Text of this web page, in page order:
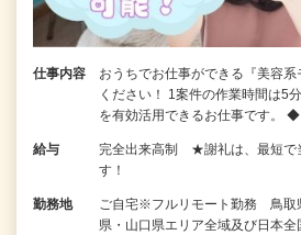
仕事内容
おうちでお仕事ができる『美容
ください！ 1案件の作業時間は5
を有効活用できるお仕事です。
給与
完全出来高制 ★謝礼は、最短で
す！
勤務地
ご自宅※フルリモート勤務 鳥取
県・山口県エリア全域及び日本全